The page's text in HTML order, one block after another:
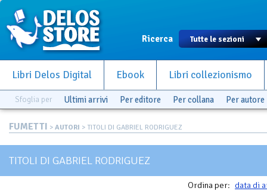
Ricerca
Libri Delos Digital Ebook Libri collezionismo
Sfoglia per Ultimi arrivi Per editore Per collana Per autore
FUMETTI > AUTORI > TITOLI DI GABRIEL RODRIGUEZ
TITOLI DI GABRIEL RODRIGUEZ
Ordina per: data di